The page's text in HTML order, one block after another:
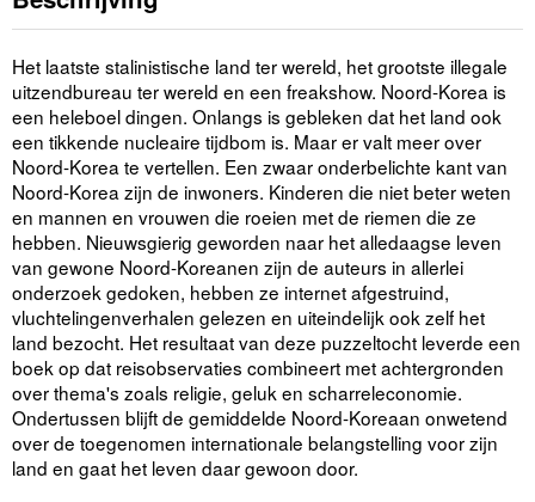
Het laatste stalinistische land ter wereld, het grootste illegale
uitzendbureau ter wereld en een freakshow. Noord-Korea is
een heleboel dingen. Onlangs is gebleken dat het land ook
een tikkende nucleaire tijdbom is. Maar er valt meer over
Noord-Korea te vertellen. Een zwaar onderbelichte kant van
Noord-Korea zijn de inwoners. Kinderen die niet beter weten
en mannen en vrouwen die roeien met de riemen die ze
hebben. Nieuwsgierig geworden naar het alledaagse leven
van gewone Noord-Koreanen zijn de auteurs in allerlei
onderzoek gedoken, hebben ze internet afgestruind,
vluchtelingenverhalen gelezen en uiteindelijk ook zelf het
land bezocht. Het resultaat van deze puzzeltocht leverde een
boek op dat reisobservaties combineert met achtergronden
over thema's zoals religie, geluk en scharreleconomie.
Ondertussen blijft de gemiddelde Noord-Koreaan onwetend
over de toegenomen internationale belangstelling voor zijn
land en gaat het leven daar gewoon door.